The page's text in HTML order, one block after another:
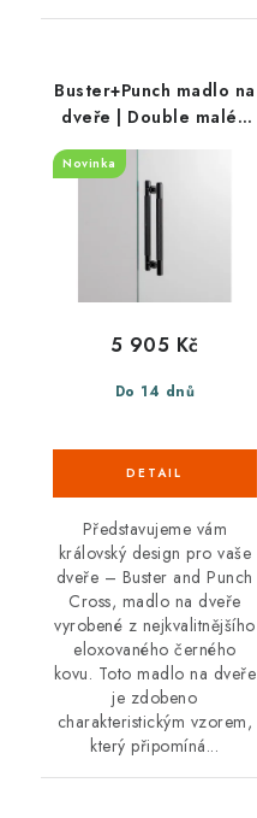
Buster+Punch madlo na
dveře | Double malé |
Novinka
Do 14 dnů
5 905 Kč
Představujeme vám
královský design pro vaše
dveře – Buster and Punch
Cross, madlo na dveře
vyrobené z nejkvalitnějšího
eloxovaného černého
kovu. Toto madlo na dveře
je zdobeno
charakteristickým vzorem,
který připomíná...